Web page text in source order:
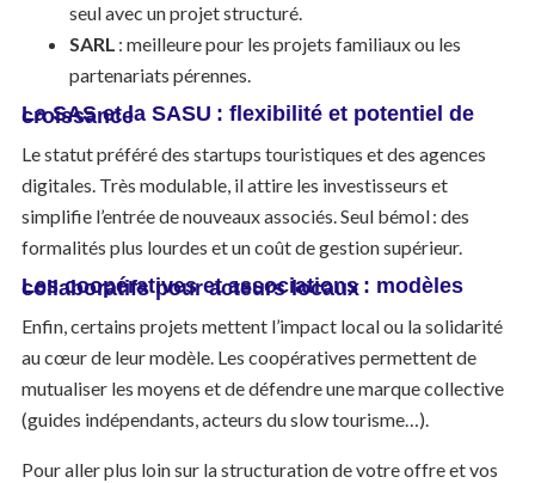
seul avec un projet structuré.
SARL : meilleure pour les projets familiaux ou les
partenariats pérennes.
La SAS et la SASU : flexibilité et potentiel de croissance
Le statut préféré des startups touristiques et des agences
digitales. Très modulable, il attire les investisseurs et
simplifie l’entrée de nouveaux associés. Seul bémol : des
formalités plus lourdes et un coût de gestion supérieur.
Les coopératives et associations : modèles collaboratifs pour acteurs locaux
Enfin, certains projets mettent l’impact local ou la solidarité
au cœur de leur modèle. Les coopératives permettent de
mutualiser les moyens et de défendre une marque collective
(guides indépendants, acteurs du slow tourisme…).
Pour aller plus loin sur la structuration de votre offre et vos